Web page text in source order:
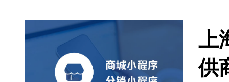
持
析
力
上
供